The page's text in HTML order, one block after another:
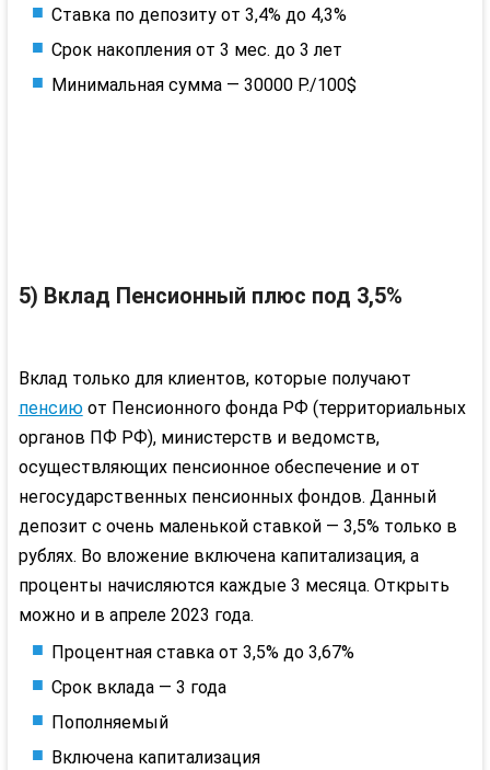
Ставка по депозиту от 3,4% до 4,3%
Срок накопления от 3 мес. до 3 лет
Минимальная сумма — 30000 Р./100$
5) Вклад Пенсионный плюс под 3,5%
Вклад только для клиентов, которые получают
пенсиюот Пенсионного фонда РФ (территориальных
органов ПФ РФ), министерств и ведомств,
осуществляющих пенсионное обеспечение и от
негосударственных пенсионных фондов. Данный
депозит с очень маленькой ставкой — 3,5% только в
рублях. Во вложение включена капитализация, а
проценты начисляются каждые 3 месяца. Открыть
можно и в апреле 2023 года.
Процентная ставка от 3,5% до 3,67%
Срок вклада — 3 года
Пополняемый
Включена капитализация